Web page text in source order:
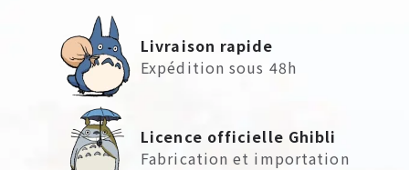
Livraison rapide
Expédition sous 48h
Licence officielle Ghibli
Fabrication et importation